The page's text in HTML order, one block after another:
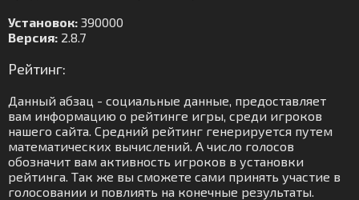
Установок: 390000
Версия: 2.8.7
Рейтинг:
Данный абзац - социальные данные, предоставляет
вам информацию о рейтинге игры, среди игроков
нашего сайта. Средний рейтинг генерируется путем
математических вычислений. А число голосов
обозначит вам активность игроков в установки
рейтинга. Так же вы сможете сами принять участие в
голосовании и повлиять на конечные результаты.